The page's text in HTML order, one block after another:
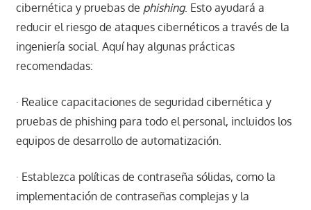
cibernética y pruebas de phishing. Esto ayudará a
reducir el riesgo de ataques cibernéticos a través de la
ingeniería social. Aquí hay algunas prácticas
recomendadas:
· Realice capacitaciones de seguridad cibernética y
pruebas de phishing para todo el personal, incluidos los
equipos de desarrollo de automatización.
· Establezca políticas de contraseña sólidas, como la
implementación de contraseñas complejas y la